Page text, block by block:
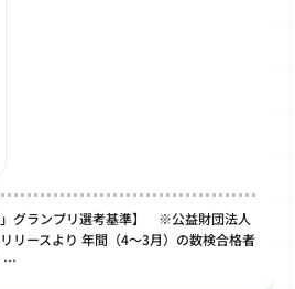
」グランプリ選考基準】 ※公益財団法人
リースより 年間（4～3月）の数検合格者
…